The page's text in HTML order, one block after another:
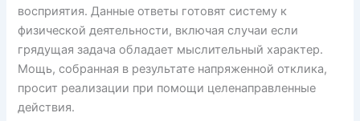
восприятия. Данные ответы готовят систему к
физической деятельности, включая случаи если
грядущая задача обладает мыслительный характер.
Мощь, собранная в результате напряженной отклика,
просит реализации при помощи целенаправленные
действия.